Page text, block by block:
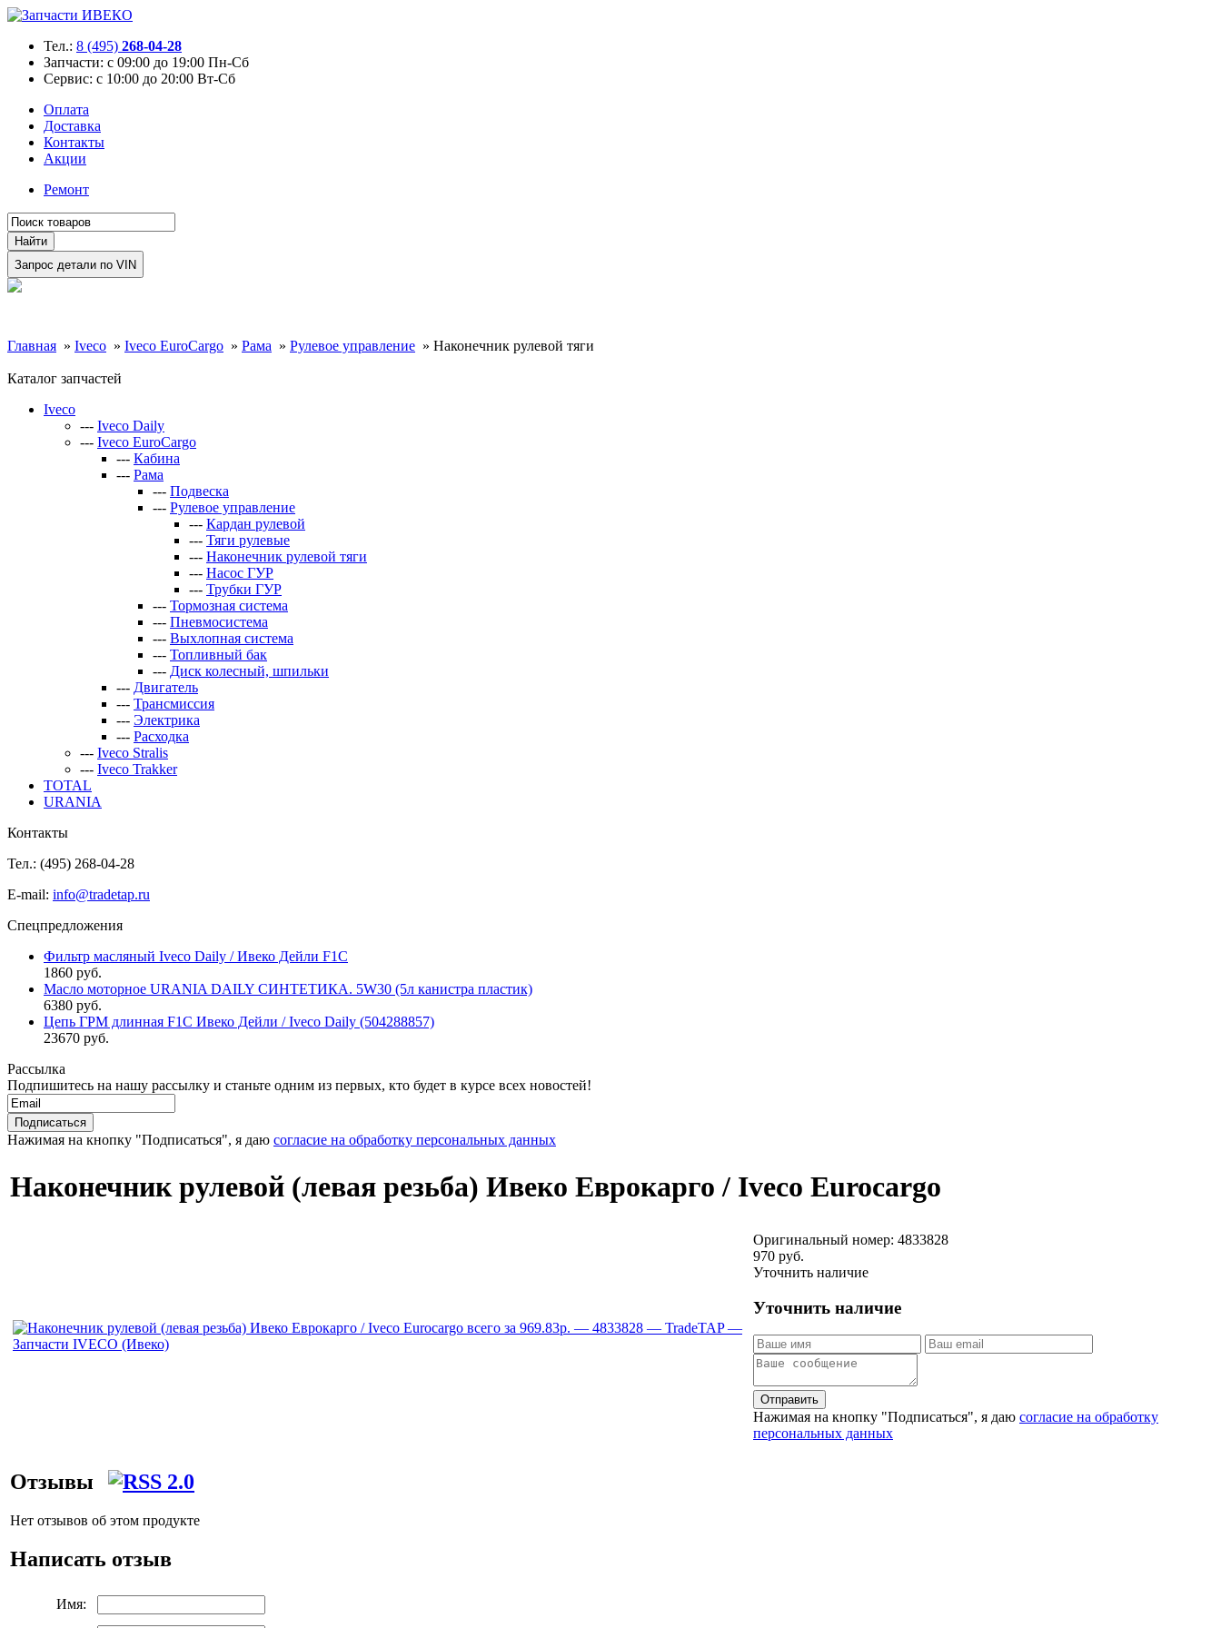
Тел.: 8 (495) 268-04-28
Запчасти: с 09:00 до 19:00 Пн-Сб
Сервис: с 10:00 до 20:00 Вт-Сб
Оплата
Доставка
Контакты
Акции
Ремонт
Главная » Iveco » Iveco EuroCargo » Рама » Рулевое управление » Наконечник рулевой тяги
Каталог запчастей
Iveco
--- Iveco Daily
--- Iveco EuroCargo
--- Кабина
--- Рама
--- Подвеска
--- Рулевое управление
--- Кардан рулевой
--- Тяги рулевые
--- Наконечник рулевой тяги
--- Насос ГУР
--- Трубки ГУР
--- Тормозная система
--- Пневмосистема
--- Выхлопная система
--- Топливный бак
--- Диск колесный, шпильки
--- Двигатель
--- Трансмиссия
--- Электрика
--- Расходка
--- Iveco Stralis
--- Iveco Trakker
TOTAL
URANIA
Контакты
Тел.: (495) 268-04-28
E-mail: info@tradetap.ru
Спецпредложения
Фильтр масляный Iveco Daily / Ивеко Дейли F1C
1860 руб.
Масло моторное URANIA DAILY СИНТЕТИКА. 5W30 (5л канистра пластик)
6380 руб.
Цепь ГРМ длинная F1C Ивеко Дейли / Iveco Daily (504288857)
23670 руб.
Рассылка
Подпишитесь на нашу рассылку и станьте одним из первых, кто будет в курсе всех новостей!
Нажимая на кнопку "Подписаться", я даю согласие на обработку персональных данных
Наконечник рулевой (левая резьба) Ивеко Еврокарго / Iveco Eurocargo
Оригинальный номер: 4833828
970 руб.
Уточнить наличие
Уточнить наличие
Отправить
Нажимая на кнопку "Подписаться", я даю согласие на обработку
персональных данных
Отзывы
Нет отзывов об этом продукте
Написать отзыв
Имя: